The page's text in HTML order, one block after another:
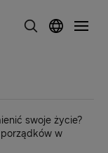
swoje życie?
w